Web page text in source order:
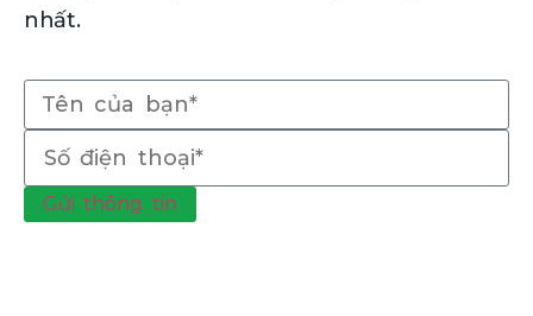
nhất.
Gửi thông tin